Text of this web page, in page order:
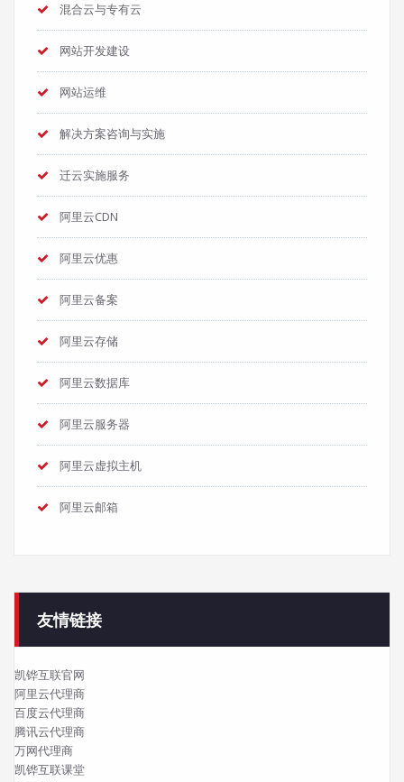
混合云与专有云
网站开发建设
网站运维
解决方案咨询与实施
迁云实施服务
阿里云CDN
阿里云优惠
阿里云备案
阿里云存储
阿里云数据库
阿里云服务器
阿里云虚拟主机
阿里云邮箱
友情链接
凯铧互联官网
阿里云代理商
百度云代理商
腾讯云代理商
万网代理商
凯铧互联课堂